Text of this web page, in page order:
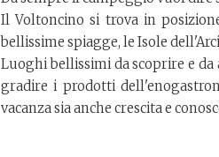
Il Voltoncino si trova in
bellissime spiagge, le Isole
Luoghi bellissimi da scoprire e
gradire i prodotti
vacanza sia anche crescita e